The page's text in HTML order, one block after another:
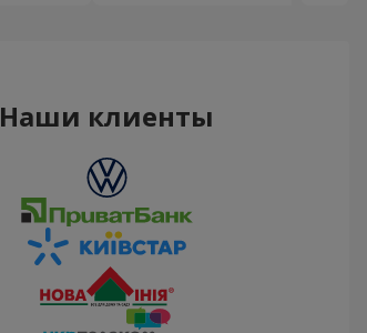
Наши клиенты